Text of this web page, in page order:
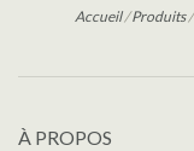
Accueil/Produits/
À PROPOS